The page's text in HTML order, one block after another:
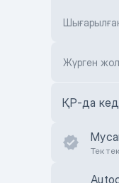
Жүрген
ҚР-да
Тек